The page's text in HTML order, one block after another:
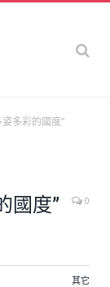
多彩的國度”
國度”
0
其它